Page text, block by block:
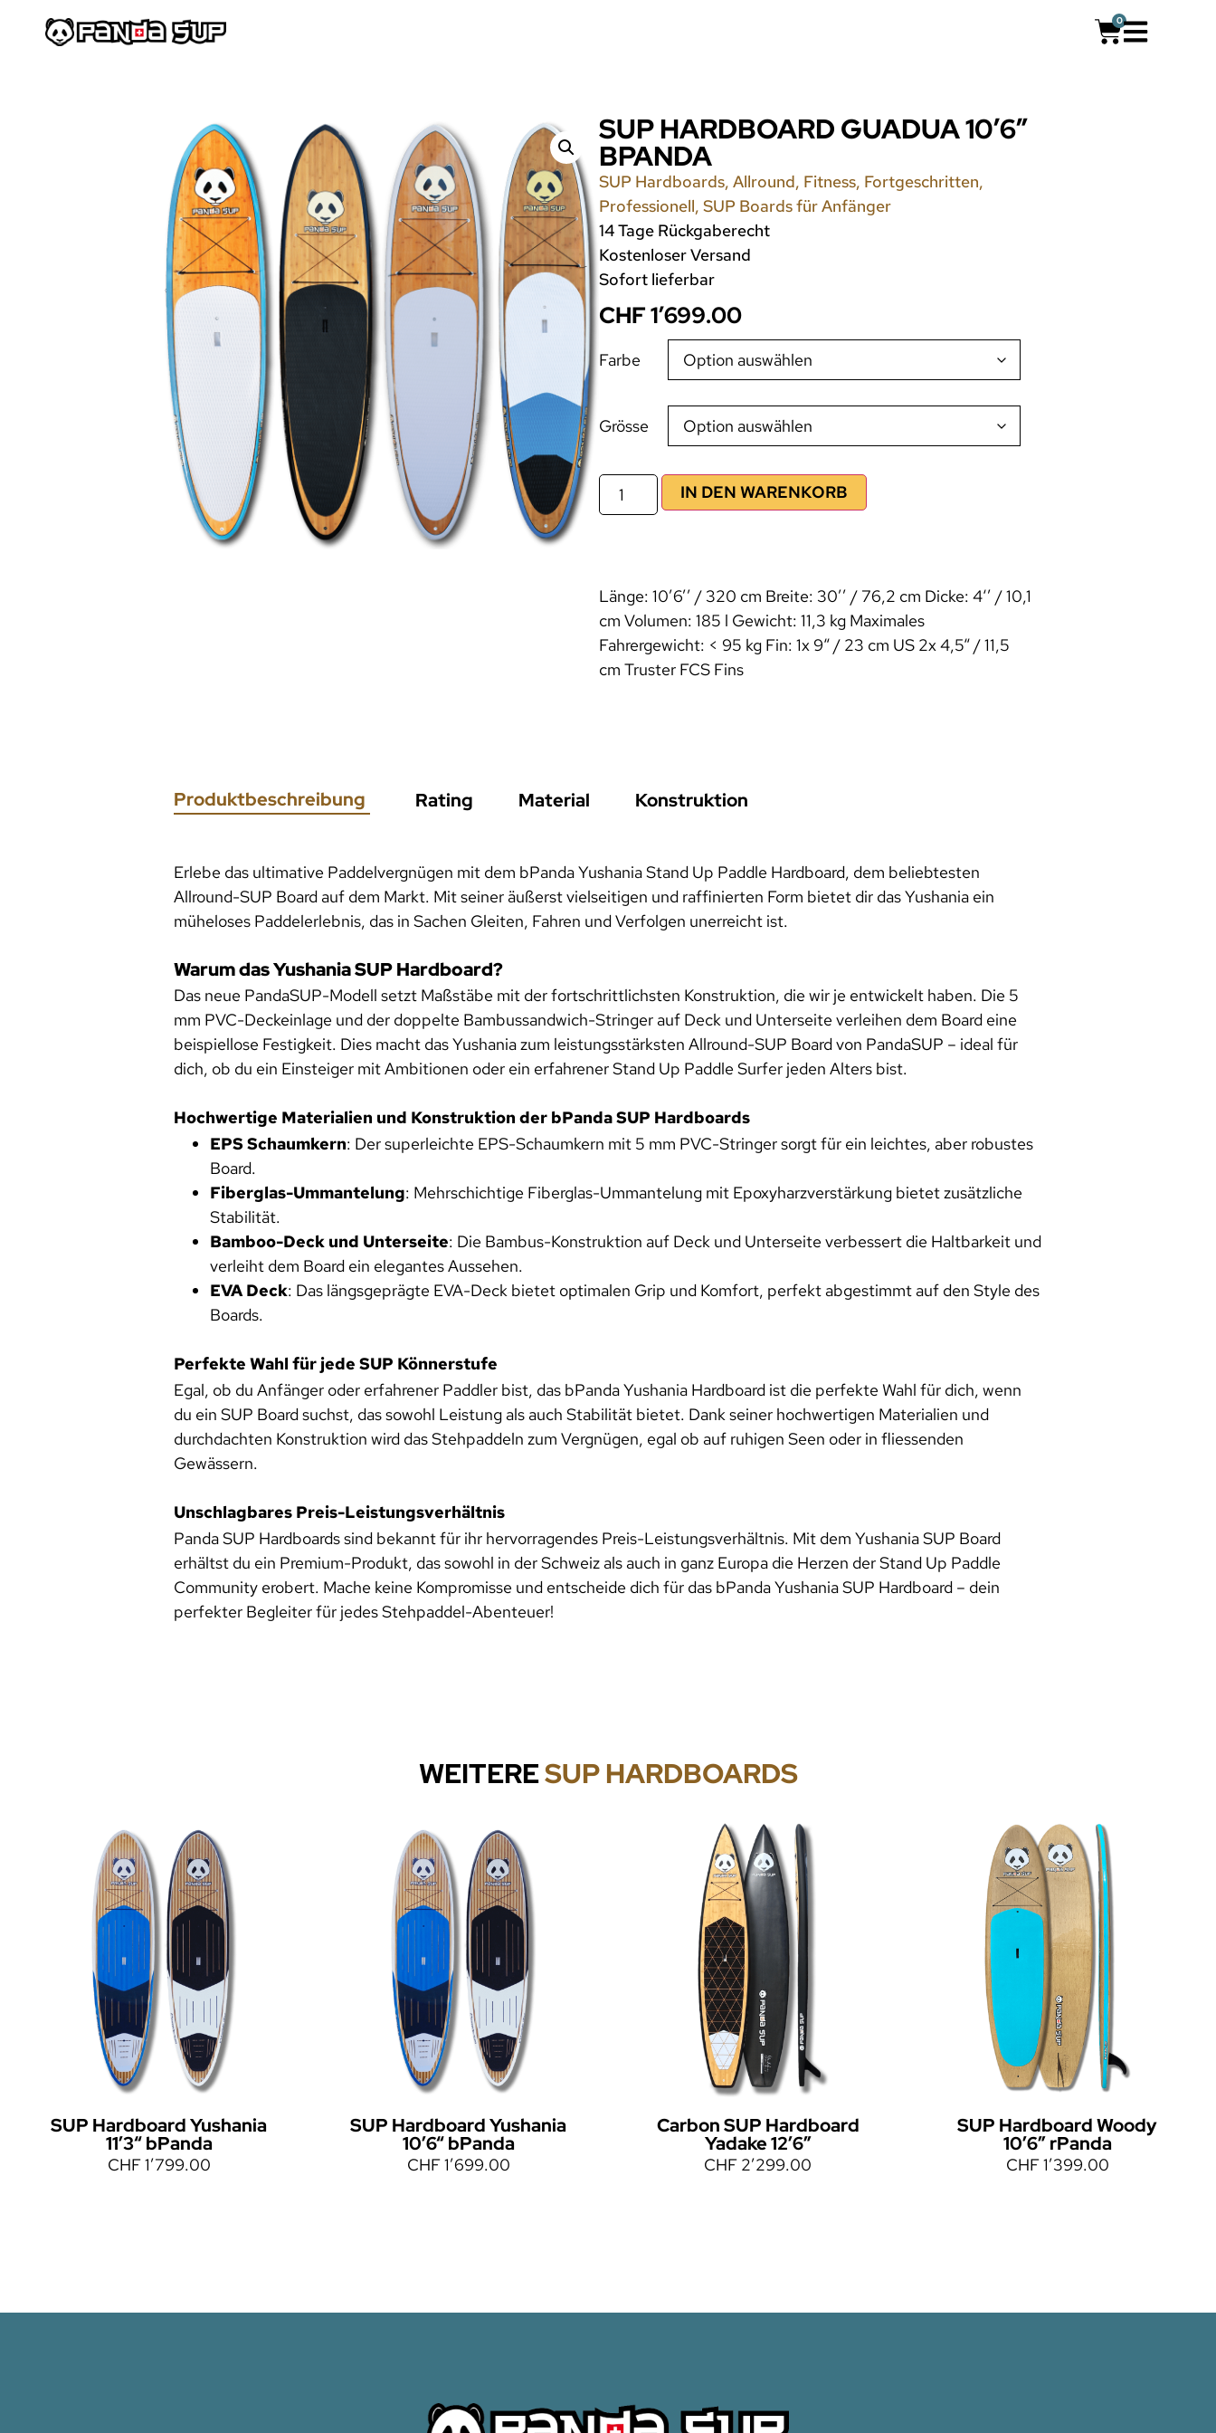
0
SUP HARDBOARD GUADUA 10’6″
BPANDA
SUP Hardboards, Allround, Fitness, Fortgeschritten,
Professionell, SUP Boards für Anfänger
14 Tage Rückgaberecht
Kostenloser Versand
Sofort lieferbar
CHF1’699.00
Farbe
Grösse
IN DEN WARENKORB
Länge: 10’6’’ / 320 cm Breite: 30’’ / 76,2 cm Dicke: 4‘’ / 10,1
cm Volumen: 185 l Gewicht: 11,3 kg Maximales
Fahrergewicht: < 95 kg Fin: 1x 9“ / 23 cm US 2x 4,5“ / 11,5
cm Truster FCS Fins
Produktbeschreibung Rating Material Konstruktion
Erlebe das ultimative Paddelvergnügen mit dem bPanda Yushania Stand Up Paddle Hardboard, dem beliebtesten
Allround-SUP Board auf dem Markt. Mit seiner äußerst vielseitigen und raffinierten Form bietet dir das Yushania ein
müheloses Paddelerlebnis, das in Sachen Gleiten, Fahren und Verfolgen unerreicht ist.
Warum das Yushania SUP Hardboard?
Das neue PandaSUP-Modell setzt Maßstäbe mit der fortschrittlichsten Konstruktion, die wir je entwickelt haben. Die 5
mm PVC-Deckeinlage und der doppelte Bambussandwich-Stringer auf Deck und Unterseite verleihen dem Board eine
beispiellose Festigkeit. Dies macht das Yushania zum leistungsstärksten Allround-SUP Board von PandaSUP – ideal für
dich, ob du ein Einsteiger mit Ambitionen oder ein erfahrener Stand Up Paddle Surfer jeden Alters bist.
Hochwertige Materialien und Konstruktion der bPanda SUP Hardboards
EPS Schaumkern: Der superleichte EPS-Schaumkern mit 5 mm PVC-Stringer sorgt für ein leichtes, aber robustes
Board.
Fiberglas-Ummantelung: Mehrschichtige Fiberglas-Ummantelung mit Epoxyharzverstärkung bietet zusätzliche
Stabilität.
Bamboo-Deck und Unterseite: Die Bambus-Konstruktion auf Deck und Unterseite verbessert die Haltbarkeit und
verleiht dem Board ein elegantes Aussehen.
EVA Deck: Das längsgeprägte EVA-Deck bietet optimalen Grip und Komfort, perfekt abgestimmt auf den Style des
Boards.
Perfekte Wahl für jede SUP Könnerstufe
Egal, ob du Anfänger oder erfahrener Paddler bist, das bPanda Yushania Hardboard ist die perfekte Wahl für dich, wenn
du ein SUP Board suchst, das sowohl Leistung als auch Stabilität bietet. Dank seiner hochwertigen Materialien und
durchdachten Konstruktion wird das Stehpaddeln zum Vergnügen, egal ob auf ruhigen Seen oder in fliessenden
Gewässern.
Unschlagbares Preis-Leistungsverhältnis
Panda SUP Hardboards sind bekannt für ihr hervorragendes Preis-Leistungsverhältnis. Mit dem Yushania SUP Board
erhältst du ein Premium-Produkt, das sowohl in der Schweiz als auch in ganz Europa die Herzen der Stand Up Paddle
Community erobert. Mache keine Kompromisse und entscheide dich für das bPanda Yushania SUP Hardboard – dein
perfekter Begleiter für jedes Stehpaddel-Abenteuer!
WEITERESUP HARDBOARDS
SUP Hardboard Yushania
11’3“ bPanda
CHF1’799.00
SUP Hardboard Yushania
10’6“ bPanda
CHF1’699.00
Carbon SUP Hardboard
Yadake 12’6″
CHF 2’299.00
SUP Hardboard Woody
10’6″ rPanda
CHF1’399.00